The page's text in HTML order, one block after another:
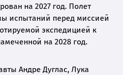
на 2027 год. Полет
испытаний перед миссией
экспедицией к
на 2028 год.
Андре Дуглас, Лука